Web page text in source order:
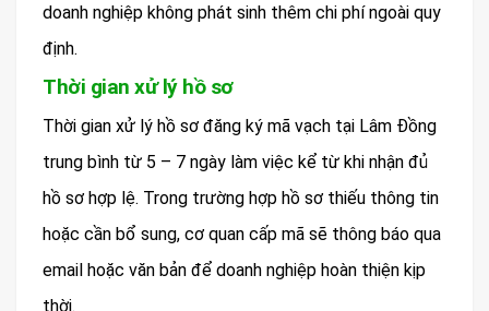
doanh nghiệp không phát sinh thêm chi phí ngoài quy
định.
Thời gian xử lý hồ sơ
Thời gian xử lý hồ sơ đăng ký mã vạch tại Lâm Đồng
trung bình từ 5 – 7 ngày làm việc kể từ khi nhận đủ
hồ sơ hợp lệ. Trong trường hợp hồ sơ thiếu thông tin
hoặc cần bổ sung, cơ quan cấp mã sẽ thông báo qua
email hoặc văn bản để doanh nghiệp hoàn thiện kịp
thời.